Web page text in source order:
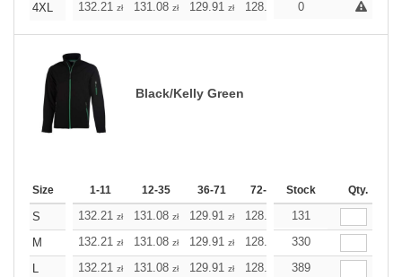
4XL
132.21 zł 131.08 zł 129.91 zł 128.78 127.61 127.61
0
Black/Kelly Green
Size 1-11 12-35 36-71 72-143 144-287 288 +
Stock Qty.
S 132.21 zł 131.08 zł 129.91 zł 128.78 127.61
131
M
132.21 zł 131.08 zł 129.91 zł 128.78 127.61
330
L
132.21 zł 131.08 zł 129.91 zł 128.78 127.61
389